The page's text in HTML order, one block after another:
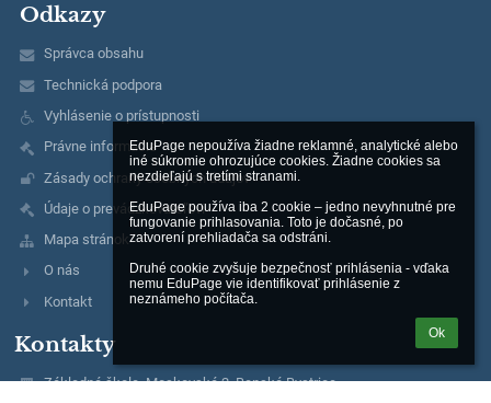
EduPage nepoužíva žiadne reklamné, analytické alebo
iné súkromie ohrozujúce cookies. Žiadne cookies sa
nezdieľajú s tretími stranami.
EduPage používa iba 2 cookie – jedno nevyhnutné pre
fungovanie prihlasovania. Toto je dočasné, po
zatvorení prehliadača sa odstráni.
Druhé cookie zvyšuje bezpečnosť prihlásenia - vďaka
nemu EduPage vie identifikovať prihlásenie z
neznámeho počítača.
Ok
Odkazy
Správca obsahu
Technická podpora
Vyhlásenie o prístupnosti
Právne informácie
Zásady ochrany osobných údajov
Údaje o prevádzkovateľovi
Mapa stránok
O nás
Kontakt
Kontakty
Základná škola, Moskovská 2, Banská Bystrica